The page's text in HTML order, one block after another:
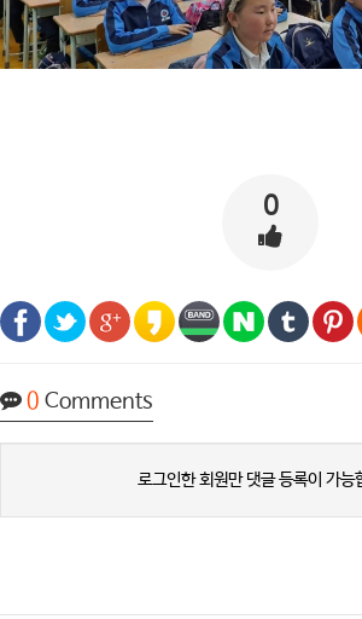
0
0 Comments
로그인한 회원만 댓글 등록이 가능